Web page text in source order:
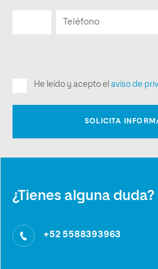
¿Tienes alguna duda?
+52 5588393963